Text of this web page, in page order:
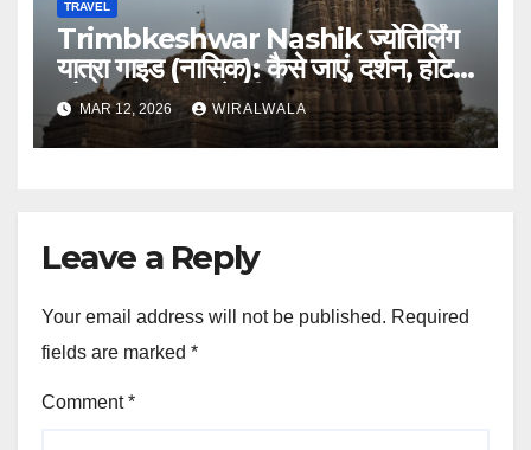
TRAVEL
Trimbkeshwar Nashik ज्योतिर्लिंग
यात्रा गाइड (नासिक): कैसे जाएं, दर्शन, होटल
और आस पास घूमने की जगह
MAR 12, 2026 WIRALWALA
Leave a Reply
Your email address will not be published. Required
fields are marked *
Comment*